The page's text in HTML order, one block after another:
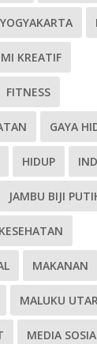
KREATIF
FITNESS
GAYA
HIDUP
JAMBU BIJI
KESEHATAN
MAKANAN
MALUKU
MEDIA